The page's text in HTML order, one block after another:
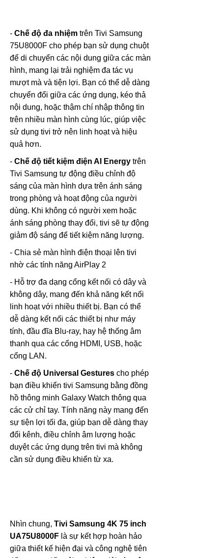
- Chế độ đa nhiệm trên Tivi Samsung
75U8000F cho phép bạn sử dụng chuột
để di chuyển các nội dung giữa các màn
hình, mang lại trải nghiệm đa tác vụ
mượt mà và tiện lợi. Bạn có thể dễ dàng
chuyển đổi giữa các ứng dụng, kéo thả
nội dung, hoặc thậm chí nhập thông tin
trên nhiều màn hình cùng lúc, giúp việc
sử dụng tivi trở nên linh hoạt và hiệu
quả hơn.
- Chế độ tiết kiệm điện AI Energy trên
Tivi Samsung tự động điều chỉnh độ
sáng của màn hình dựa trên ánh sáng
trong phòng và hoạt động của người
dùng. Khi không có người xem hoặc
ánh sáng phòng thay đổi, tivi sẽ tự động
giảm độ sáng để tiết kiệm năng lượng.
- Chia sẻ màn hình điện thoại lên tivi
nhờ các tính năng AirPlay 2
- Hỗ trợ đa dạng cổng kết nối có dây và
không dây, mang đến khả năng kết nối
linh hoạt với nhiều thiết bị. Bạn có thể
dễ dàng kết nối các thiết bị như máy
tính, đầu đĩa Blu-ray, hay hệ thống âm
thanh qua các cổng HDMI, USB, hoặc
cổng LAN.
- Chế độ Universal Gestures cho phép
bạn điều khiển tivi Samsung bằng đồng
hồ thông minh Galaxy Watch thông qua
các cử chỉ tay. Tính năng này mang đến
sự tiện lợi tối đa, giúp bạn dễ dàng thay
đổi kênh, điều chỉnh âm lượng hoặc
duyệt các ứng dụng trên tivi mà không
cần sử dụng điều khiển từ xa.
Nhìn chung, Tivi Samsung 4K 75 inch
UA75U8000F là sự kết hợp hoàn hảo
giữa thiết kế hiện đại và công nghệ tiên